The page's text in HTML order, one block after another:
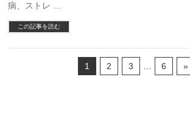
病、ストレ …
この記事を読む
1 2 3 6 »